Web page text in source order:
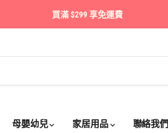
買滿 $299 享免運費
母嬰幼兒 家居用品 聯絡我們